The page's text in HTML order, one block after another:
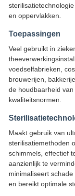
en oppervlakken.
Toepassingen
Veel gebruikt in
voedselfabrieken,
brouwerijen,
de houdbaarheid
kwaliteitsnormen.
Maakt gebruik van
sterilisatiemethoden
schimmels, effectief
aanzienlijk te
minimaliseert
en bereikt optimale